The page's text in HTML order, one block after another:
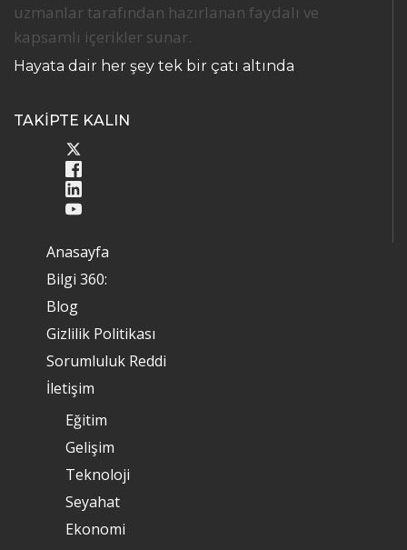
uzmanlar tarafından hazırlanan faydalı ve
kapsamlı içerikler sunar.
Hayata dair her şey tek bir çatı altında
TAKİPTE KALIN
Anasayfa
Bilgi 360:
Blog
Gizlilik Politikası
Sorumluluk Reddi
İletişim
Eğitim
Gelişim
Teknoloji
Seyahat
Ekonomi